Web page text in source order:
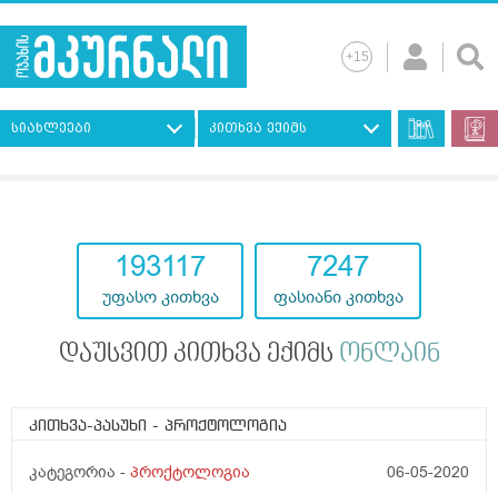
სიახლეები კითხვა ექიმს
193117
უფასო კითხვა
7247
ფასიანი კითხვა
დაუსვით კითხვა ექიმს ონლაინ
კითხვა-პასუხი - პროქტოლოგია
კატეგორია - პროქტოლოგია 06-05-2020